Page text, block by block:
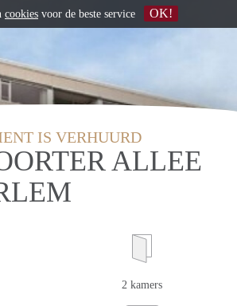
IS VERHUURD
ALLEE
2 kamers
cookies voor de beste service OK!